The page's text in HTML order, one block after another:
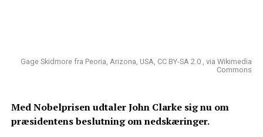
Gage Skidmore fra Peoria, Arizona, USA, CC BY-SA 2.0 , via Wikimedia
Commons
Med Nobelprisen udtaler John Clarke sig nu om
præsidentens beslutning om nedskæringer.